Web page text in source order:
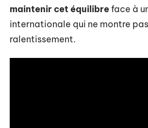
maintenir cet équilibreface à
internationale qui ne montre
ralentissement.